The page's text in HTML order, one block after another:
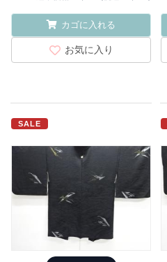
カゴに入れる
お気に入り
SALE